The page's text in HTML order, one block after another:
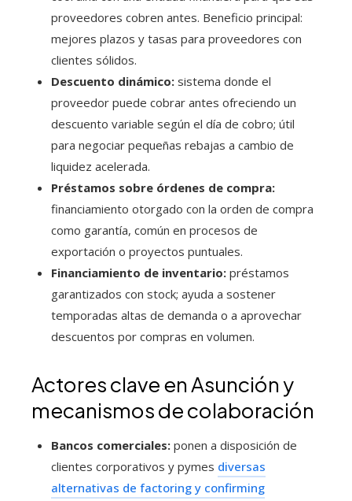
proveedores cobren antes. Beneficio principal:
mejores plazos y tasas para proveedores con
clientes sólidos.
Descuento dinámico: sistema donde el
proveedor puede cobrar antes ofreciendo un
descuento variable según el día de cobro; útil
para negociar pequeñas rebajas a cambio de
liquidez acelerada.
Préstamos sobre órdenes de compra:
financiamiento otorgado con la orden de compra
como garantía, común en procesos de
exportación o proyectos puntuales.
Financiamiento de inventario: préstamos
garantizados con stock; ayuda a sostener
temporadas altas de demanda o a aprovechar
descuentos por compras en volumen.
Actores clave en Asunción y
mecanismos de colaboración
Bancos comerciales: ponen a disposición de
clientes corporativos y pymes diversas
alternativas de factoring y confirming